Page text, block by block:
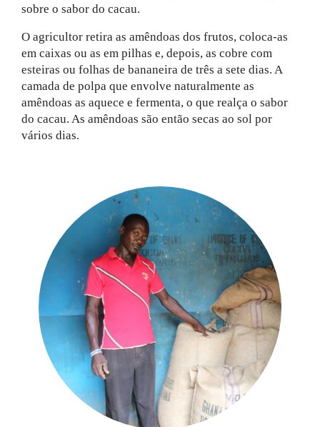
sobre o sabor do cacau.
O agricultor retira as amêndoas dos frutos, coloca-as
em caixas ou as em pilhas e, depois, as cobre com
esteiras ou folhas de bananeira de três a sete dias. A
camada de polpa que envolve naturalmente as
amêndoas as aquece e fermenta, o que realça o sabor
do cacau. As amêndoas são então secas ao sol por
vários dias.